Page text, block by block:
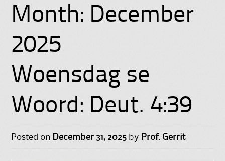
contentMonth: December
2025
Woensdag se
Woord: Deut. 4:39
Posted on December 31, 2025 by Prof. Gerrit